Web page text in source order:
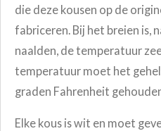
die deze kousen op de
fabriceren. Bij het breien is,
naalden, de temperatuur
temperatuur moet het
graden Fahrenheit
Elke kous is wit en moet